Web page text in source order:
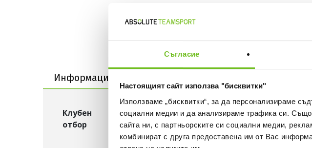
Съгласие
Настоящият сайт използва "бисквитки"
Използваме „бисквитки“, за да персонализираме
социални медии и да анализираме трафика си.
сайта ни, с партньорските си социални медии,
комбинират с друга предоставена им от Вас
Информация за продукта
Клубен
отбор
Манчестър Юнайтед